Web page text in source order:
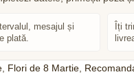
mesajul și
plată.
Îți
Flori de 8 Martie